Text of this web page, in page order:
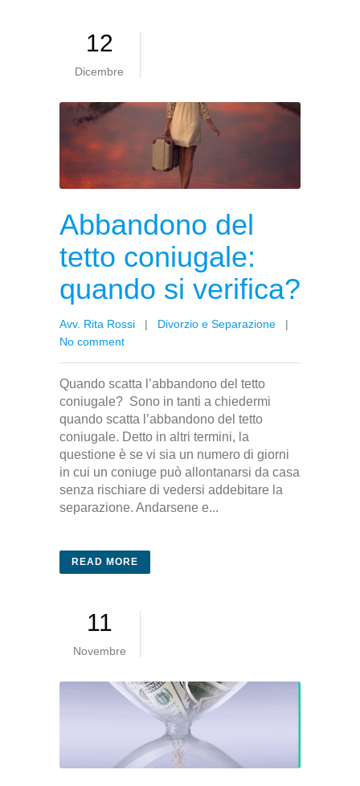
12
Dicembre
Abbandono del
tetto coniugale:
quando si verifica?
Avv. Rita Rossi | Divorzio e Separazione |
No comment
Quando scatta l’abbandono del tetto
coniugale? Sono in tanti a chiedermi
quando scatta l’abbandono del tetto
coniugale. Detto in altri termini, la
questione è se vi sia un numero di giorni
in cui un coniuge può allontanarsi da casa
senza rischiare di vedersi addebitare la
separazione. Andarsene e...
READ MORE
11
Novembre